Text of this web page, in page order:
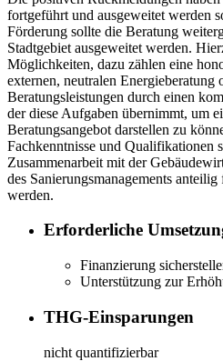
fortgeführt und ausgeweitet werden
Förderung sollte die Beratung
Stadtgebiet ausgeweitet werden.
Möglichkeiten, dazu zählen eine
externen, neutralen Energieberatung
Beratungsleistungen durch einen
der diese Aufgaben übernimmt, um
Beratungsangebot darstellen zu
Fachkenntnisse und Qualifikationen
Zusammenarbeit mit der
des Sanierungsmanagements
werden.
Erforderliche
Finanzierung
Unterstützung zur
THG-Einsparungen
nicht quantifizierbar